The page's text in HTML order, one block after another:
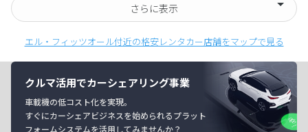
さらに表示
エル・フィッツオール付近の格安レンタカー店舗をマップで見る
クルマ活用でカーシェアリング事業
車載機の低コスト化を実現。
すぐにカーシェアビジネスを始められるプラット
フォームシステムを活用してみませんか？